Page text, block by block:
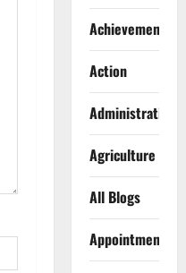
Achievements
Action
Administration
Agriculture
All Blogs
Appointments